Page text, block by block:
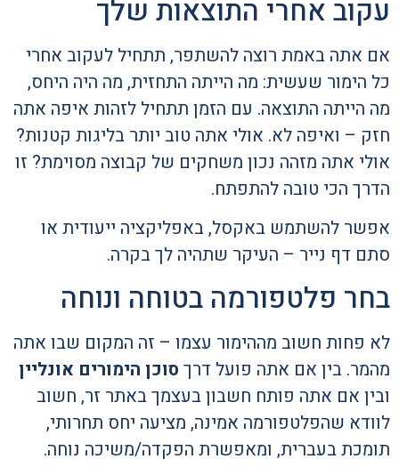
עקוב אחרי התוצאות שלך
אם אתה באמת רוצה להשתפר, תתחיל לעקוב אחרי
כל הימור שעשית: מה הייתה התחזית, מה היה היחס,
מה הייתה התוצאה. עם הזמן תתחיל לזהות איפה אתה
חזק – ואיפה לא. אולי אתה טוב יותר בליגות קטנות?
אולי אתה מזהה נכון משחקים של קבוצה מסוימת? זו
הדרך הכי טובה להתפתח.
אפשר להשתמש באקסל, באפליקציה ייעודית או
סתם דף נייר – העיקר שתהיה לך בקרה.
בחר פלטפורמה בטוחה ונוחה
לא פחות חשוב מההימור עצמו – זה המקום שבו אתה
מהמר. בין אם אתה פועל דרך סוכן הימורים אונליין
ובין אם אתה פותח חשבון בעצמך באתר זר, חשוב
לוודא שהפלטפורמה אמינה, מציעה יחס תחרותי,
תומכת בעברית, ומאפשרת הפקדה/משיכה נוחה.